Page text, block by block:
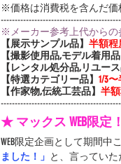
※価格は消費税を含んだ価
※メーカー参考上代からの
【展示サンプル品】 半額程
【撮影使用品,モデル着用品
【レンタル処分品,リユース
【特選カテゴリー品】 1/3
【作家物,伝統工芸品】 半
★ マックス WEB限
WEB限定企画として期間中
ました！」 と、言っていた